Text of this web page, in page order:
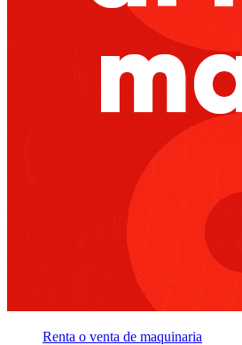
Renta o venta de maquinaria